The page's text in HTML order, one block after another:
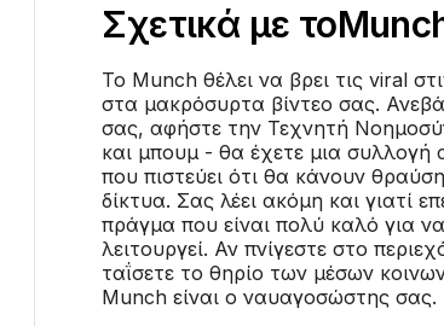
Σχετικά με το
Το Munch θέλει να βρει τις viral
στα μακρόσυρτα βίντεο σας.
σας, αφήστε την Τεχνητή
και μπουμ - θα έχετε μια συλλογή
που πιστεύει ότι θα κάνουν
δίκτυα. Σας λέει ακόμη και γιατί
πράγμα που είναι πολύ καλό για
λειτουργεί. Αν πνίγεστε στο
ταΐσετε το θηρίο των μέσων
Munch είναι ο ναυαγοσώστης σας.